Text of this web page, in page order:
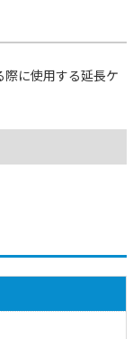
際に使用する延長ケ